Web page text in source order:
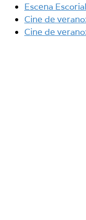
Escena
Cine de
Cine de